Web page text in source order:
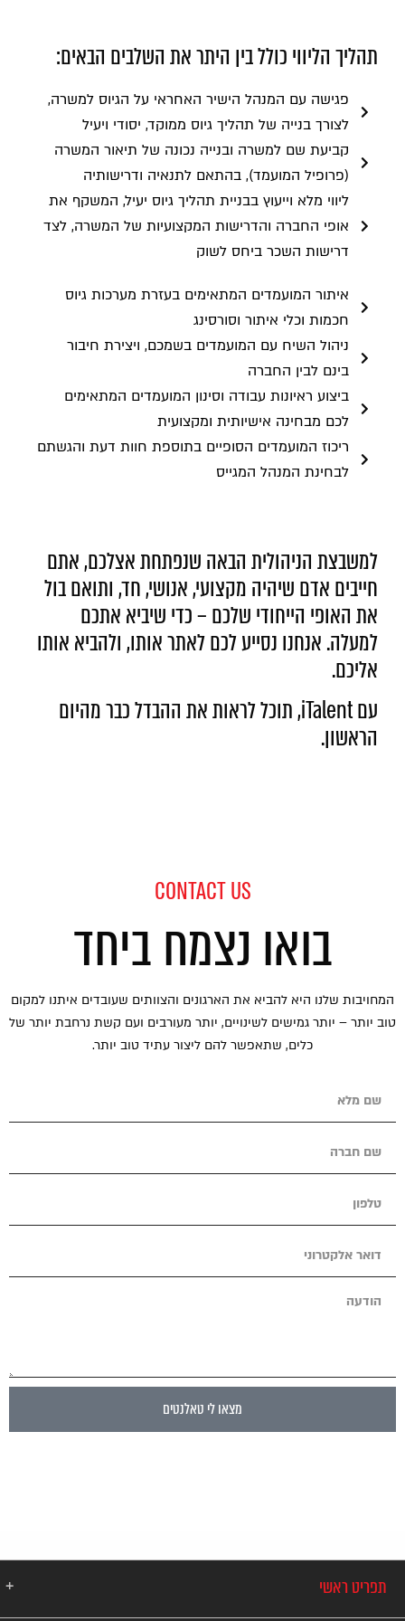
תהליך הליווי כולל בין היתר את השלבים הבאים:
פגישה עם המנהל הישיר האחראי על הגיוס למשרה,
לצורך בנייה של תהליך גיוס ממוקד, יסודי ויעיל
קביעת שם למשרה ובנייה נכונה של תיאור המשרה
(פרופיל המועמד), בהתאם לתנאיה ודרישותיה
ליווי מלא וייעוץ בבניית תהליך גיוס יעיל, המשקף את
אופי החברה והדרישות המקצועיות של המשרה, לצד
דרישות השכר ביחס לשוק
איתור המועמדים המתאימים בעזרת מערכות גיוס
חכמות וכלי איתור וסורסינג
ניהול השיח עם המועמדים בשמכם, ויצירת חיבור
בינם לבין החברה
ביצוע ראיונות עבודה וסינון המועמדים המתאימים
לכם מבחינה אישיותית ומקצועית
ריכוז המועמדים הסופיים בתוספת חוות דעת והגשתם
לבחינת המנהל המגייס
למשבצת הניהולית הבאה שנפתחת אצלכם, אתם
חייבים אדם שיהיה מקצועי, אנושי, חד, ותואם בול
את האופי הייחודי שלכם – כדי שיביא אתכם
למעלה. אנחנו נסייע לכם לאתר אותו, ולהביא אותו
אליכם.
עם iTalent, תוכל לראות את ההבדל כבר מהיום
הראשון.
CONTACT US
בואו נצמח ביחד
המחויבות שלנו היא להביא את הארגונים והצוותים שעובדים איתנו למקום
טוב יותר – יותר גמישים לשינויים, יותר מעורבים ועם קשת נרחבת יותר של
כלים, שתאפשר להם ליצור עתיד טוב יותר.
מצאו לי טאלנטים
תפריט ראשי